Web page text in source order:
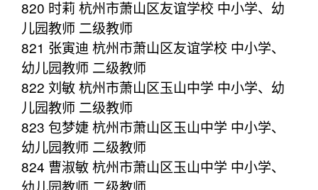
820 时莉 杭州市萧山区友谊学校 中小学、幼
儿园教师 二级教师
821 张寅迪 杭州市萧山区友谊学校 中小学、
幼儿园教师 二级教师
822 刘敏 杭州市萧山区玉山中学 中小学、幼
儿园教师 二级教师
823 包梦婕 杭州市萧山区玉山中学 中小学、
幼儿园教师 二级教师
824 曹淑敏 杭州市萧山区玉山中学 中小学、
幼儿园教师 二级教师